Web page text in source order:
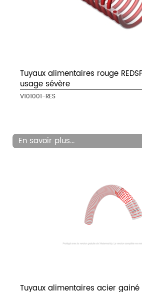
Tuyaux alimentaires rouge
usage sévère
V101001-RES
En savoir plus...
Tuyaux alimentaires acier gainé